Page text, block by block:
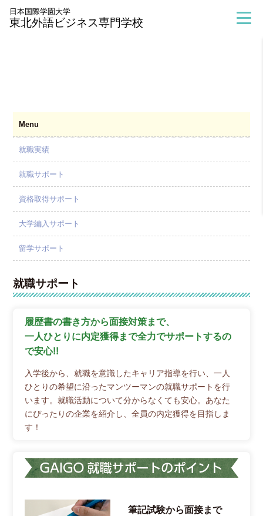
日本国際学園大学
東北外語ビジネス専門学校
>進路・資格実績
Menu
就職実績
就職サポート
資格取得サポート
大学編入サポート
留学サポート
就職サポート
履歴書の書き方から面接対策まで、
一人ひとりに内定獲得まで全力でサポートするの
で安心!!
入学後から、就職を意識したキャリア指導を行い、一人
ひとりの希望に沿ったマンツーマンの就職サポートを行
います。就職活動について分からなくても安心。あなた
にぴったりの企業を紹介し、全員の内定獲得を目指しま
す！
筆記試験から面接まで